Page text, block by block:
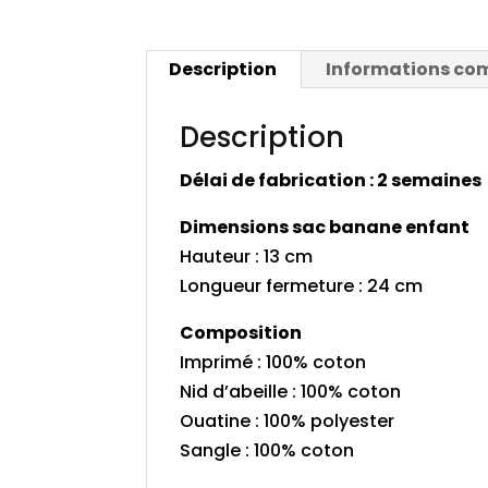
Description Informations
Description
Délai de fabrication : 2 semaines
Dimensions sac banane enfant
Hauteur : 13 cm
Longueur fermeture : 24 cm
Composition
Imprimé : 100% coton
Nid d’abeille : 100% coton
Ouatine : 100% polyester
Sangle : 100% coton